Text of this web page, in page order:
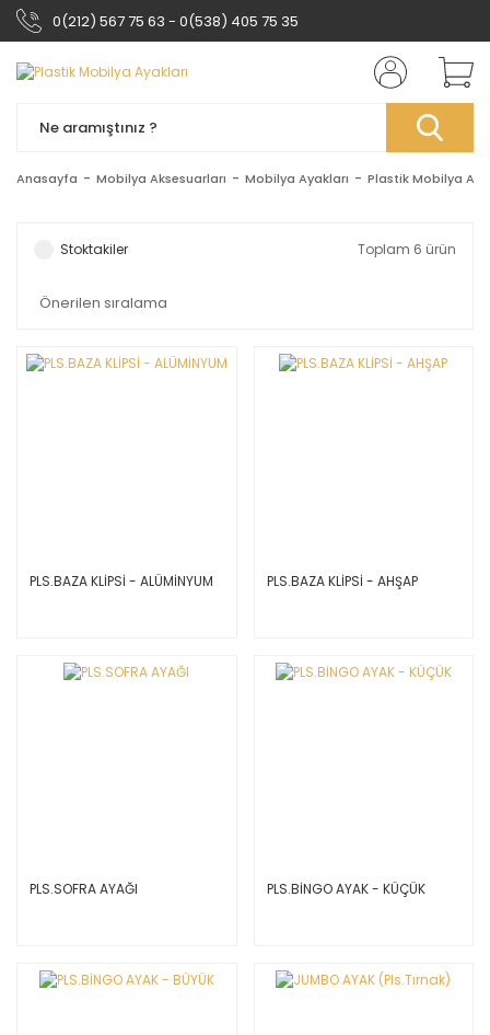
0(212) 567 75 63 - 0(538) 405 75 35
Anasayfa Mobilya Aksesuarları Mobilya Ayakları Plastik Mobilya
Stoktakiler Toplam 6 ürün
PLS.BAZA KLİPSİ - ALÜMİNYUM PLS.BAZA KLİPSİ - AHŞAP
PLS.SOFRA AYAĞI PLS.BİNGO AYAK - KÜÇÜK